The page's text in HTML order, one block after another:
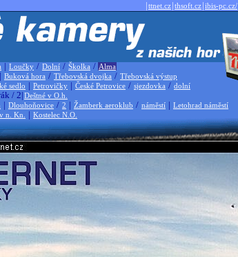
|ttnet.cz|thsoft.cz|ibis-pc.cz/
| Loučky / Dolní / Školka / Alma
| Buková hora / Třebovská dvojka / Třebovská výstup
sedlo | Petrovičky | České Petrovice / sjezdovka / dolní
/ 2|Deštné v O.h.
| Dlouhoňovice / 2 | Žamberk aeroklub / náměstí | Letohrad náměstí
n. Kn. | Kostelec N.O.